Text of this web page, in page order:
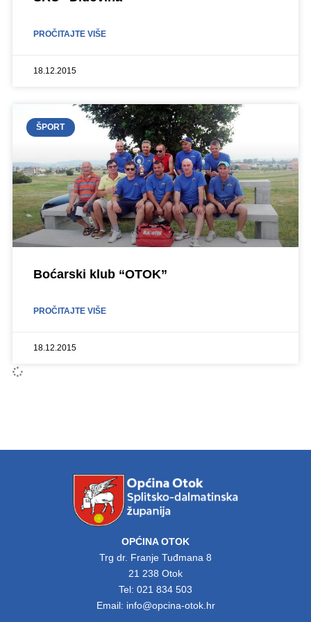
PROČITAJTE VIŠE
18.12.2015
ŠPORT
Boćarski klub “OTOK”
PROČITAJTE VIŠE
18.12.2015
OPĆINA OTOK
Trg dr. Franje Tuđmana 8
21 238 Otok
Tel: 021 834 503
Email: info@opcina-otok.hr